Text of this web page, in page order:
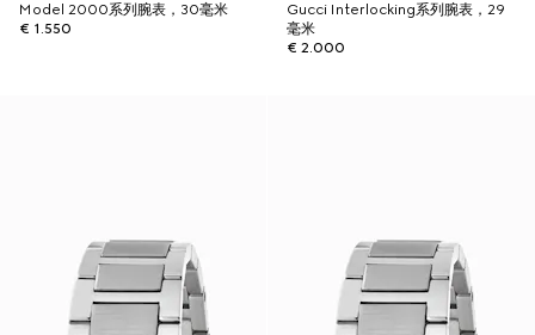
Model 2000系列腕表，30毫米
€ 1.550
Gucci Interlocking系列腕表，29
毫米
€ 2.000